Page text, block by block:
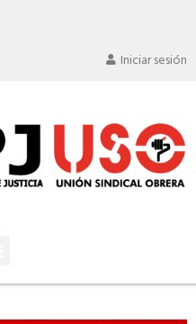
Iniciar sesión